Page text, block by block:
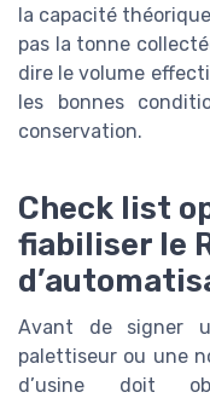
la capacité
pas la tonne
dire le volume
les bonnes
conservation.
Check list
fiabiliser le
Avant de signer
palettiseur ou une
d’usine doit